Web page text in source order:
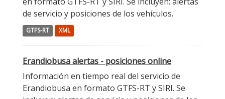
de servicio y posiciones de los vehículos.
GTFS-RT XML
Erandiobusa alertas - posiciones online
Información en tiempo real del servicio de
Erandiobusa en formato GTFS-RT y SIRI. Se